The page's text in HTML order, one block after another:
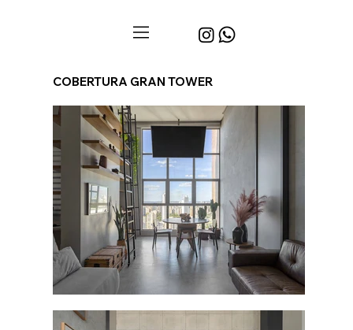
COBERTURA GRAN TOWER